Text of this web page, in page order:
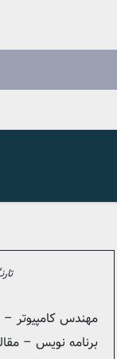
مهندس کامپیوتر –
برنامه نویس –